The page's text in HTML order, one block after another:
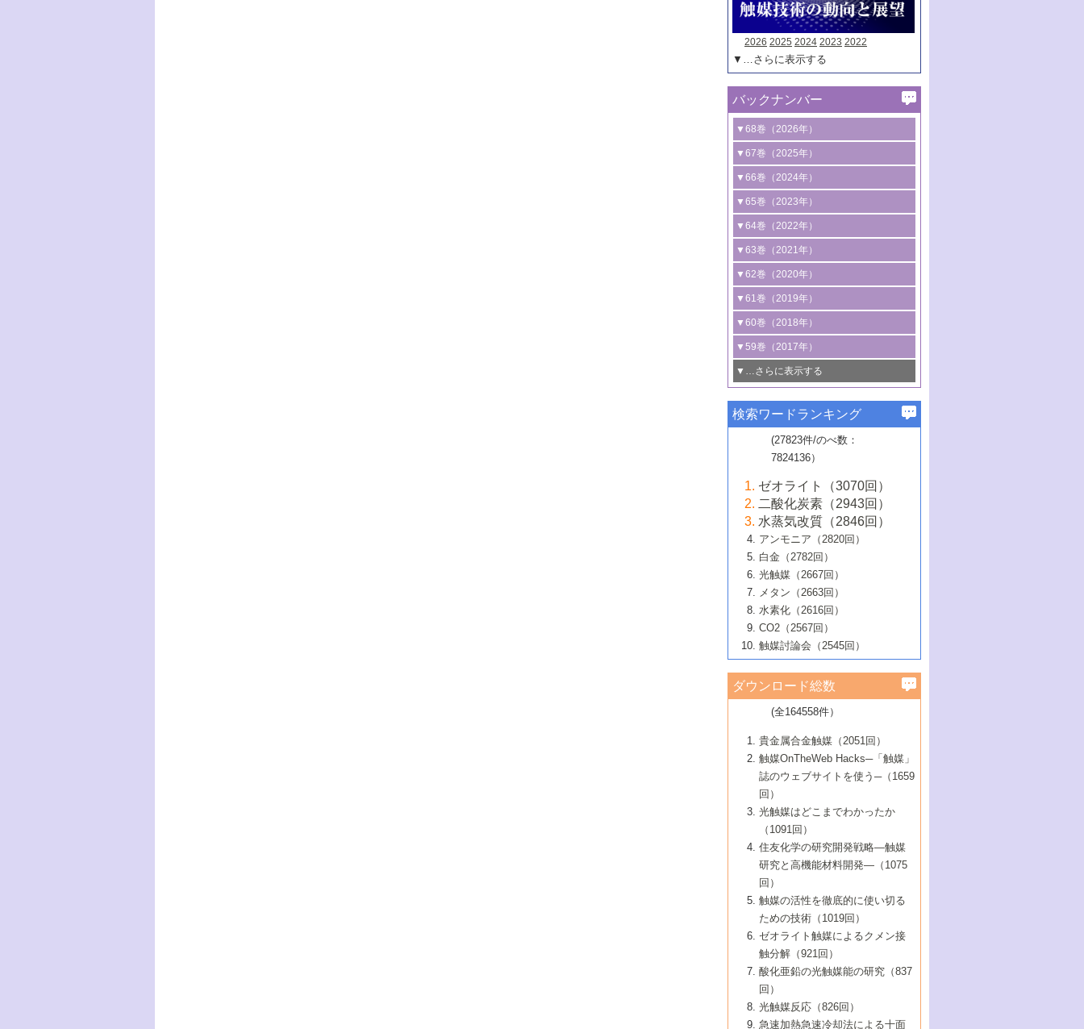
2026 2025 2024 2023 2022
▼…さらに表示する
バックナンバー
▼68巻（2026年）
1号 過酸化水素合成に関する研究動向
2号 コンピューター技術により加速する
触媒開発
3号 有機分子変換やCO 資源化のための
光触媒に関する最近の研究
B号 第137回触媒討論会（2026年）
▼67巻（2025年）
1号 CO
水素化によるグリーン燃料/グリ
ーンケミカル製造
2号 水素製造のための水分解技術に関す
る最近の研究
3号 オレフィン系樹脂の精密合成に関す
る最新技術
4号 アルコール類の効率的変換を実現す
る非貴金属触媒の研究動向
5号 ゼオライトの合成と応用における研
究動向
6号 ヘテロ接合界面
B号 第135回触媒討論会（2025年）
▼66巻（2024年）
1号 低次元ナノ構造を有する触媒材料
2号 規制反応場を活用した固体触媒研究
の新展開
3号 未踏分子変換を目指した酸化触媒プ
ロセスの最前線
4号 シンクロトロン放射光および中性子
線を利用した触媒解析技術の最先端
5号 単原子触媒
6号 参照触媒委員会からのお知らせ
B号 第133回触媒討論会（2023年）
▼65巻（2023年）
1号 炭素が関わる触媒機能
2号 プラスチックケミカルリサイクルの
ための触媒技術
3号 非酸化物系金属化合物を基盤とした
触媒材料の開発
4号 格子酸素・格子酸素欠陥を利用した
触媒反応
5号 生体触媒によるエネルギー変換反応
6号 窒素とリンの循環のための触媒・機
能性材料
▼64巻（2022年）
1号 合成ガス製造とCOを用いるケミカル
ズ合成の最新動向
2号 化学品合成のための合金触媒開発
3号 CO の排出削減および有効活用のた
めの触媒技術
4号 若手による情報発信企画～とびたて
若き触媒の研究者たち～（1）
若き触媒の研究者たち～（2）
6号 石油のノーブル・ユースを志向した
触媒技術
大学：オンライン・対面開催）
▼63巻（2021年）
1号 金触媒の新展開
2号 ペロブスカイト
3号 特殊反応場を利用した触媒的分子変
換反応
4号 多孔質材料を用いた触媒の新展開
5号 情報学的手法を用いた触媒開発
6号 カーボンニュートラルに向けた電解
技術
B号 第127回触媒討論会（2021年・オン
ライン開催(Zoom)のみ）
▼62巻（2020年）
1号 触媒設計を拓く欠陥構造のキャラク
タリゼーション
2号 機能化学品製造に資するクリーンな
触媒的酸化反応
3号 水処理のための触媒化学
4号 光触媒を用いた水分解の最新の研究
動向
5号 次世代の触媒プロセスを支えるマイ
6号 メタン転換技術の最新動向
B号 第125回触媒討論会（2020年・工学
院大学）
▼61巻（2019年）
1号 物質移動制御に着目した触媒プロセ
ス開発
2号 CO2 フリー水素サプライチェーンに
関わる触媒開発動向
3号 精密高分子合成に関する最近の研究
動向
4号 バイオマス化成品製造のための触媒
5号 固体触媒による含窒素有機化合物変
換の最前線
6号 貴金属使用量低減に向けた自動車排
ガス浄化触媒の開発
B号 第123回触媒討論会（2019年・大阪
▼60巻（2018年）
1号 固体酸触媒の最新の研究動向
2号 二酸化炭素からの有用化学品合成
3号 ナノ粒子・クラスター触媒の最前線
4号 60周年記念企画
5号 進化するゼオライト合成技術
6号 非貴金属系触媒における電気化学的
B号 第121回触媒討論会（2018年・東京
大学）
▼59巻（2017年）
1号 いたるところに，触媒
最先端技術
3号 無機分離膜材料の開発と触媒反応プ
ロセスへの適用
5号 水素のふるまいを解き明かす最先端
研究
6号 低級アルカンの有効利用のための触
媒技術
B号 第119回触媒討論会（2017年・首都
大学東京）
▼…さらに表示する
1号 ユニークな構造の高分子を生み出す触
2号 リグニンからの化成品製造に向けた触
媒技術
3号 触媒研究の最先端～とびたて若き研究
者たち～（1）
4号 触媒研究の最先端～とびたて若き研究
者たち～（2）
5号 触媒研究の最先端～とびたて若き研究
者たち～（3）
6号 イオニクス材料と燃料電池・電解合成
の最新の研究動向
B号 第117回触媒討論会（2016年・大阪府
立大学）
▼57巻（2015年）
1号 水素キャリアにかかわる触媒技術の新
2号 石油精製用触媒の最近の進展
3号 固体酸化物形燃料電池（SOFC）におけ
るアノード触媒上での燃料直接改質技術
4号 コアシェル構造の制御による触媒機能
5号 工業触媒およびその周辺技術の最近の
進歩
6号 ナノシート
B号 第115回触媒討論会（2015年・成蹊大
▼56巻（2014年）
2号 光触媒反応機構に関する最新の研究動
向
開発動向
4号 人工光合成に向けた近年のアプローチ
5号 未利用熱エネルギーの有効活用に貢献
する触媒技術
6号 ポリオキソメタレート
B号 第113回触媒討論会（2014年・ロワジ
ールホテル豊橋）
1号 高耐久性燃料電池システム用触媒にお
ける新展開
2号 リビングラジカル重合の最近の動向
3号 天然ガスの化学工業的展開に関する触
媒技術
4号 貴金属触媒の精密構造制御とその活用
5号 バイオマス化成品製造のための固体触
6号 ナノ空間─吸着状態解析から新機能開拓
B号 第111回触媒討論会（2013年・関西大
▼54巻（2012年）
1号 規則性多孔体の利用技術における最近
の進歩
2号 第109回触媒討論会
3号 貴金属低減技術の最新動向
4号 貴金属代替技術の最新動向
5号 光触媒による物質変換反応の新展開
6号 グラフェン
7号 水素を利用する化成品合成の新潮流
▼53巻（2011年）
1号 金属学から見る合金触媒の新展開
2号 第107回触媒討論会
3号 触媒のその場観察法の進歩（１）
4号 触媒のその場観察法の進歩（２）
5号 不活性結合の触媒的活性化による有機
合成
6号 新しい固体酸触媒技術
7号 ゼオライト合成における最近の進歩
▼52巻（2010年）
1号 触媒の劣化対策と長寿命触媒開発
2号 第105回触媒討論会
3号 ナノ構造が拓く新機能
4号 活性サイトおよびその環境の精密な設
計による触媒の高機能化
5号 触媒を有効に使うための技術
7号 有機分子触媒による精密有機合成
8号 高機能化ポリオレフィンに向けた重合
触媒の最近の進展
1号 炭素材料－熱い注目を集める材料－
2号 第103回触媒討論会
3号 環境浄化用光触媒の現状と課題
4号 水素社会の実現に向けた水素製造・貯
蔵技術の進歩
5号 CO2が関わる触媒・材料
7号 持続可能社会実現のための触媒および
触媒関連技術
▼50巻（2008年）
1号 触媒化学と学会のこの10年，半世紀，
そして未来
2号 第101回触媒討論会
4号 錯体を利用したユニークな表面構造の
構築と機能
5号 若手会員による触媒研究の未来展望1：
企業編
6号 第102回触媒討論会
7号 触媒・化学反応における計算化学の進
8号 若手研究者による触媒研究の未来展望
2：大学・研究所編
▼49巻（2007年）
1号 含フッ素化合物の合成と触媒
2号 第99回触媒討論会
3号 実用的ファインケミカル合成プロセス
を実現する触媒
5号 こんな物質，あんな物質―新たな触媒
の可能性―
7号 『結晶の化学』を活かした触媒研究
8号 イオン液体の応用
▼48巻（2006年）
1号 固体酸触媒の最近の進歩
2号 第97回触媒討論会
3号 リビング重合触媒の最近の展開
5号 水素製造・貯蔵のための触媒技術の新
しい展開
6号 第98回触媒討論会
7号 基礎化学品製造の触媒技術
8号 多機能型リアクター
1号 最近の触媒担体とその効果
2号 第95回触媒討論会
4号 水分解用光触媒材料
5号 時間分解分光の進歩と応用
6号 第96回触媒討論会
8号 超臨界流体を用いた化学プロセスの新
▼46巻（2004年）
1号 部分酸化反応触媒の最前線
2号 第93回触媒討論会
3号 特殊エネルギー場の触媒反応
4号 生体内における金属の触媒作用
5号 ファインケミカルズの展開に寄与する
6号 第94回触媒討論会
7号 サブナノレベルでみた新しい表面現象
8号 オレフィン重合触媒の新たな展
▼45巻（2003年）
1号 なぜこの触媒が良いのか？
2号 第91回触媒討論会
3号 最近の自動車排ガス処理技術
4号 触媒研究の現状と将来─第90回触媒討論
5号 基礎化学品製造の触媒技術
6号 第92回触媒討論会
7号 基礎化学品製造の触媒技術
8号 資源の循環と触媒技術
▼44巻（2002年）
1号 高次制御された触媒の化学
2号 第89回触媒討論会
3号 触媒を利用した電気化学の新展開
4号 ナノ材料の調製と機能化
5号 こんな触媒が欲しい
6号 第90回触媒討論会
7号 触媒研究と学術雑誌/情報
8号 若い世代からみた触媒化学の現状と未
▼43巻（2001年）
1号 グリーンケミストリーと触媒
2号 第87回触媒討論会特集号
3号 生体触媒とバイオプロセス
4号 水素製造・利用の触媒化学
5号 触媒研究における新しい切り口：コン
ビナトリアルケミストリー
6号 第88回触媒討論会特集号
7号 企業における触媒研究のブレークスル
8号 この材料を触媒として使ってみません
▼42巻（2000年）
1号 触媒反応工学の明日を拓く
2号 第85回触媒討論会
3号 反応ダイナミクス
5号 触媒のおもしろさをどのように伝える
6号 第86回触媒討論会
7号 水素化精製触媒の新しい展開
8号 新しい反応性と機能性を目指した金属
クラスタ-化学
▼41巻（1999年）
1号 孔、穴、あな?-特異な空間とその利用-
2号 第83回触媒討論会
3号 均一系触媒反応最前線
4号 実用炭素材料の新展開
5号 研究の方法論を考える
7号 機能性金属材料と触媒
8号 触媒研究へのNMRの応用と展望
▼40巻（1998年）
進展と21世紀への提言/創立40周年記念・触
媒学会この10年の歩みとこれから/創立40周
2号 第81回触媒討論会
3号 計算機触媒化学へのさそい
4号 触媒劣化の制御と予測
5号 最新の実用プロセスと触媒
6号 第82回触媒討論会
1号 均一系と不均一系触媒反応-その特徴と
接点
2号 第79回触媒討論会
3号 最新NO除去触媒の実用化研究
4号 新しい反応場を目指した触媒調製
5号 反応・分離技術の新しい展開
6号 第80回触媒討論会
▼38巻（1996年）
1号 触媒の構造と触媒作用/C1化学を中心と
する21世紀への触媒
3号 オリンピックメダル:金・銀・銅はどん
な触媒作用を示すか
4号 触媒作用における機能の複合化
▼37巻（1995年）
1号 ファインケミカルズと固体触媒
2号 第75回触媒討論会
3号 希土類を利用した触媒
4号 触媒とリサイクル
5号 エネルギー変換触媒
▼36巻（1994年）
1号 電気化学と触媒
2号 第73回触媒討論会
3号 C4化学の展開
4号 《通常号》
▼35巻（1993年）
1号 工業触媒開発マニュアル―探索から工
業化まで
2号 第71回触媒討論会
▼34巻（1992年）
1号 インパクトを与えたこの研究
2号 第69回触媒討論会
▼33巻（1991年）
1号 触媒プロセス開発マニュアル―探索か
▼32巻（1990年）
検索ワードランキング
(27823件/のべ数：
7824136）
ゼオライト（3070回）
二酸化炭素（2943回）
水蒸気改質（2846回）
アンモニア（2820回）
白金（2782回）
光触媒（2667回）
メタン（2663回）
水素化（2616回）
CO2（2567回）
触媒討論会（2545回）
ダウンロード総数
(全164558件）
貴金属合金触媒（2051回）
触媒OnTheWeb Hacks─「触媒」
誌のウェブサイトを使う─（1659
回）
光触媒はどこまでわかったか
（1091回）
住友化学の研究開発戦略―触媒
研究と高機能材料開発―（1075
回）
触媒の活性を徹底的に使い切る
ための技術（1019回）
ゼオライト触媒によるクメン接
触分解（921回）
酸化亜鉛の光触媒能の研究（837
回）
光触媒反応（826回）
急速加熱急速冷却法による十面